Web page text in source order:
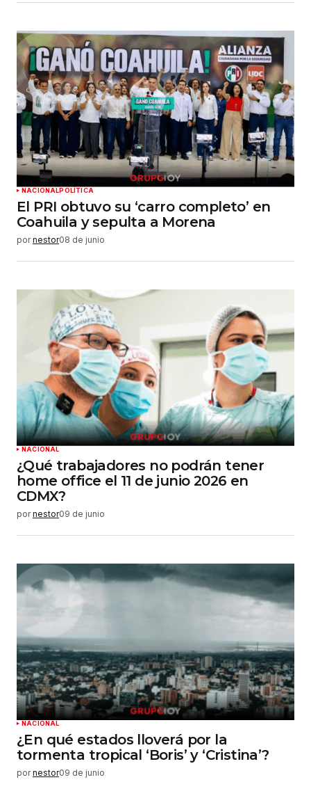
NACIONALPOLÍTICA
El PRI obtuvo su ‘carro completo’ en
Coahuila y sepulta a Morena
por nestor08 de junio
NACIONAL
¿Qué trabajadores no podrán tener
home office el 11 de junio 2026 en
CDMX?
por nestor09 de junio
NACIONAL
¿En qué estados lloverá por la
tormenta tropical ‘Boris’ y ‘Cristina’?
por nestor09 de junio